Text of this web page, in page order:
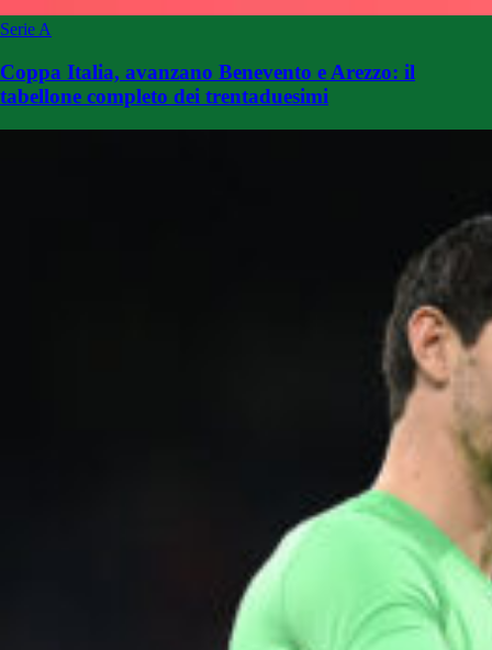
Serie A
Coppa Italia, avanzano Benevento e Arezzo: il
tabellone completo dei trentaduesimi